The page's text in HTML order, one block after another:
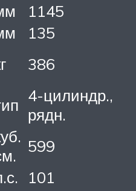
1145
135
386
4-цилиндр.,
рядн.
599
101